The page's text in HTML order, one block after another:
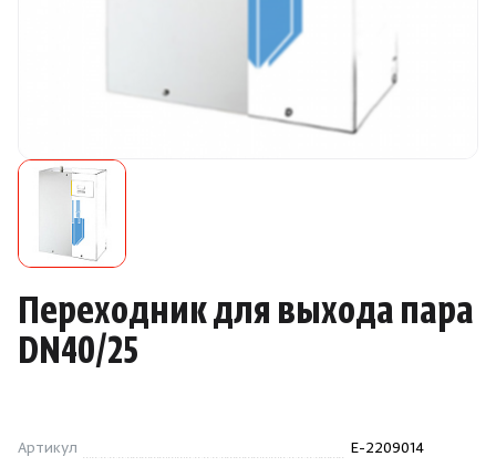
Запчасти
Отопление
Для хаммама
Ароматы
Переходник для выхода пара
DN40/25
Артикул E-2209014